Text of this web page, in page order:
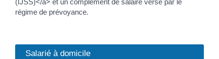
régime de prévoyance.
Salarié à domicile